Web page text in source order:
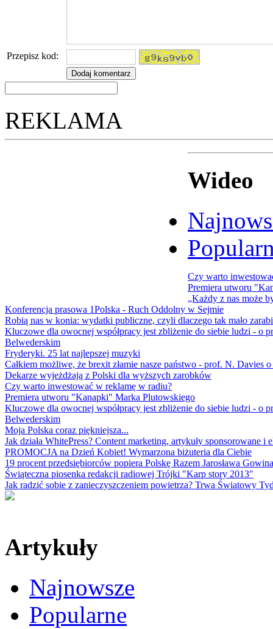
Przepisz kod:
REKLAMA
Wideo
Czy warto
Premiera utworu
„Każdy z nas może
Konferencja prasowa 1Polska - Ruch Oddolny w Sejmie
Robią nas w konia: wydatki publiczne, czyli dlaczego tak mało
Kluczowe dla owocnej współpracy jest zbliżenie do siebie ludzi - o
Belwederskim
Fryderyki. 25 lat najlepszej muzyki
Całkiem możliwe, że brexit złamie nasze państwo - prof. N. Davies
Dekarze wyjeżdżają z Polski dla wyższych zarobków
Czy warto inwestować w reklamę w radiu?
Premiera utworu "Kanapki" Marka Plutowskiego
Kluczowe dla owocnej współpracy jest zbliżenie do siebie ludzi - o
Belwederskim
Moja Polska coraz piękniejsza...
Jak działa WhitePress? Content marketing, artykuły sponsorowane i
PROMOCJA na Dzień Kobiet! Wymarzona biżuteria dla Ciebie
19 procent przedsiębiorców popiera Polskę Razem Jarosława Gowina
Świąteczna piosenka redakcji radiowej Trójki "Karp story 2013"
Jak radzić sobie z zanieczyszczeniem powietrza? Trwa Światowy
Artykuły
Najnowsze
Popularne